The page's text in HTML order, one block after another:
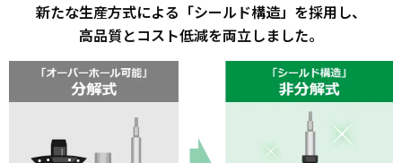
新たな生産方式による「シールド構造」を採用し、
高品質とコスト低減を両立しました。